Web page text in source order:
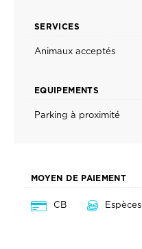
SERVICES
Animaux acceptés
EQUIPEMENTS
Parking à proximité
MOYEN DE PAIEMENT
CB Espèces